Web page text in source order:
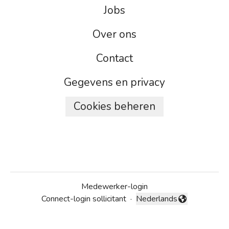
Jobs
Over ons
Contact
Gegevens en privacy
Cookies beheren
Medewerker-login
Connect-login sollicitant · Taal wijzigen
Nederlands